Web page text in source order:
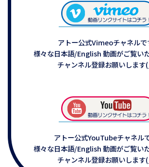
アトー公式Vimeoチャネルで
様々な日本語/English 動画がご覧いた
チャンネル登録お願いしま
アトー公式YouTubeチャネルで
様々な日本語/English 動画がご覧いた
チャンネル登録お願いしま